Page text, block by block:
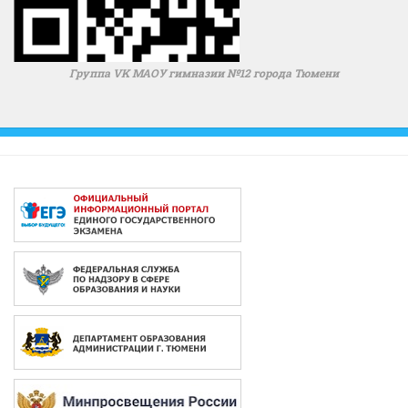
Группа VK МАОУ гимназии №12 города Тюмени